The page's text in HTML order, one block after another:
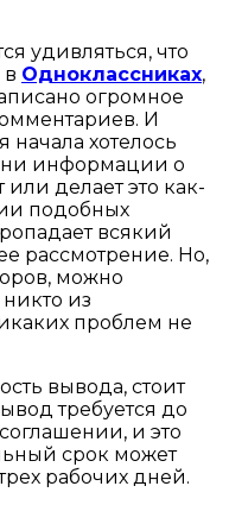
удивляться, что
в Одноклассниках,
огромное
И
начала хотелось
информации о
или делает это как-
подобных
всякий
рассмотрение. Но,
можно
из
проблем не
вывода, стоит
требуется до
и это
срок может
рабочих дней.